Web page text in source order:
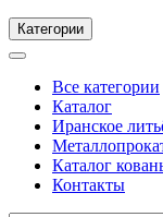
Категории
Все категории
Каталог
Иранское
Каталог
Контакты